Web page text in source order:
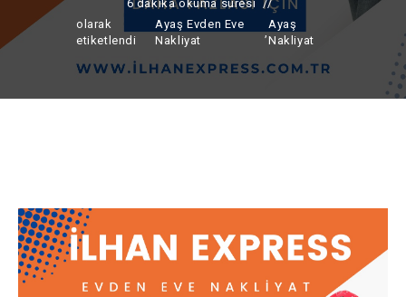
6 dakika okuma süresi
olarak
etiketlendi
Ayaş Evden Eve
Nakliyat
,
Ayaş
Nakliyat